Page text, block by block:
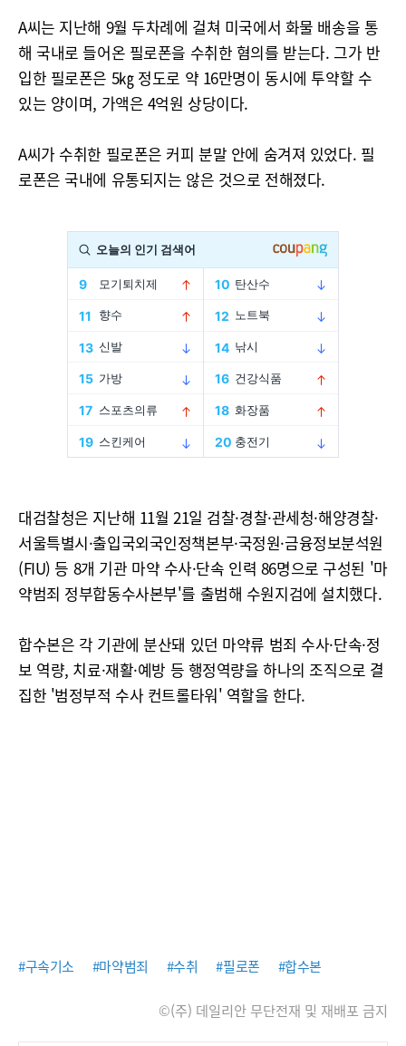
A씨는 지난해 9월 두차례에 걸쳐 미국에서 화물 배송을 통
해 국내로 들어온 필로폰을 수취한 혐의를 받는다. 그가 반
입한 필로폰은 5㎏ 정도로 약 16만명이 동시에 투약할 수
있는 양이며, 가액은 4억원 상당이다.
A씨가 수취한 필로폰은 커피 분말 안에 숨겨져 있었다. 필
로폰은 국내에 유통되지는 않은 것으로 전해졌다.
대검찰청은 지난해 11월 21일 검찰·경찰·관세청·해양경찰·
서울특별시·출입국외국인정책본부·국정원·금융정보분석원
(FIU) 등 8개 기관 마약 수사·단속 인력 86명으로 구성된 '마
약범죄 정부합동수사본부'를 출범해 수원지검에 설치했다.
합수본은 각 기관에 분산돼 있던 마약류 범죄 수사·단속·정
보 역량, 치료·재활·예방 등 행정역량을 하나의 조직으로 결
집한 '범정부적 수사 컨트롤타워' 역할을 한다.
#구속기소 #마약범죄 #수취 #필로폰 #합수본
©(주) 데일리안 무단전재 및 재배포 금지